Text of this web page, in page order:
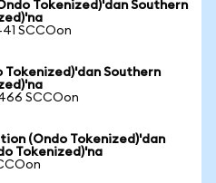
Tokenized)'dan Southern
SCCOon
Southern
SCCOon
(Ondo Tokenized)'dan
Tokenized)'na